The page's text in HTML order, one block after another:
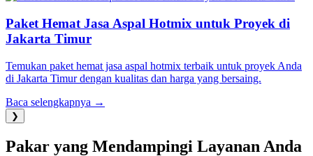
Paket Hemat Jasa Aspal Hotmix untuk Proyek di
Jakarta Timur
Temukan paket hemat jasa aspal hotmix terbaik untuk proyek Anda
di Jakarta Timur dengan kualitas dan harga yang bersaing.
Baca selengkapnya →
❯
Pakar yang Mendampingi Layanan Anda